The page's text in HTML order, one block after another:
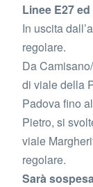
Linee E27 ed
In uscita
regolare.
Da
di viale della
Padova fino
Pietro, si
viale
regolare.
Sarà